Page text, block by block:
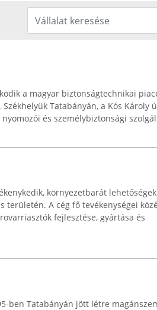
a magyar biztonságtechnikai
Tatabányán, a Kós Károly
és személybiztonsági
környezetbarát
területén. A cég fő tevékenységei közé
fejlesztése, gyártása és
ben Tatabányán jött létre